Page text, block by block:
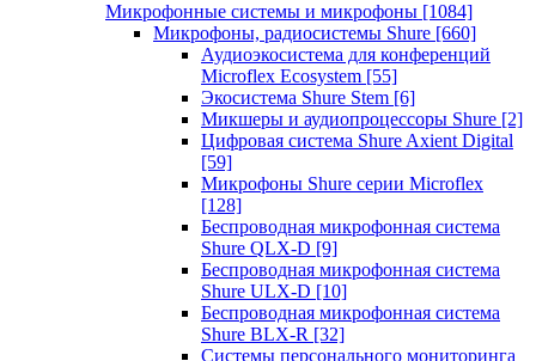
Микрофонные системы и микрофоны [1084]
Микрофоны, радиосистемы Shure [660]
Аудиоэкосистема для конференций
Microflex Ecosystem [55]
Экосистема Shure Stem [6]
Микшеры и аудиопроцессоры Shure [2]
Цифровая система Shure Axient Digital
[59]
Микрофоны Shure серии Microflex
[128]
Беспроводная микрофонная система
Shure QLX-D [9]
Беспроводная микрофонная система
Shure ULX-D [10]
Беспроводная микрофонная система
Shure BLX-R [32]
Системы персонального мониторинга